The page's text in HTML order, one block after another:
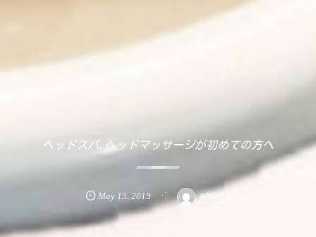
ヘッドスパ,ヘッドマッサージが初めての方へ
May 15, 2019 NOWRELAX